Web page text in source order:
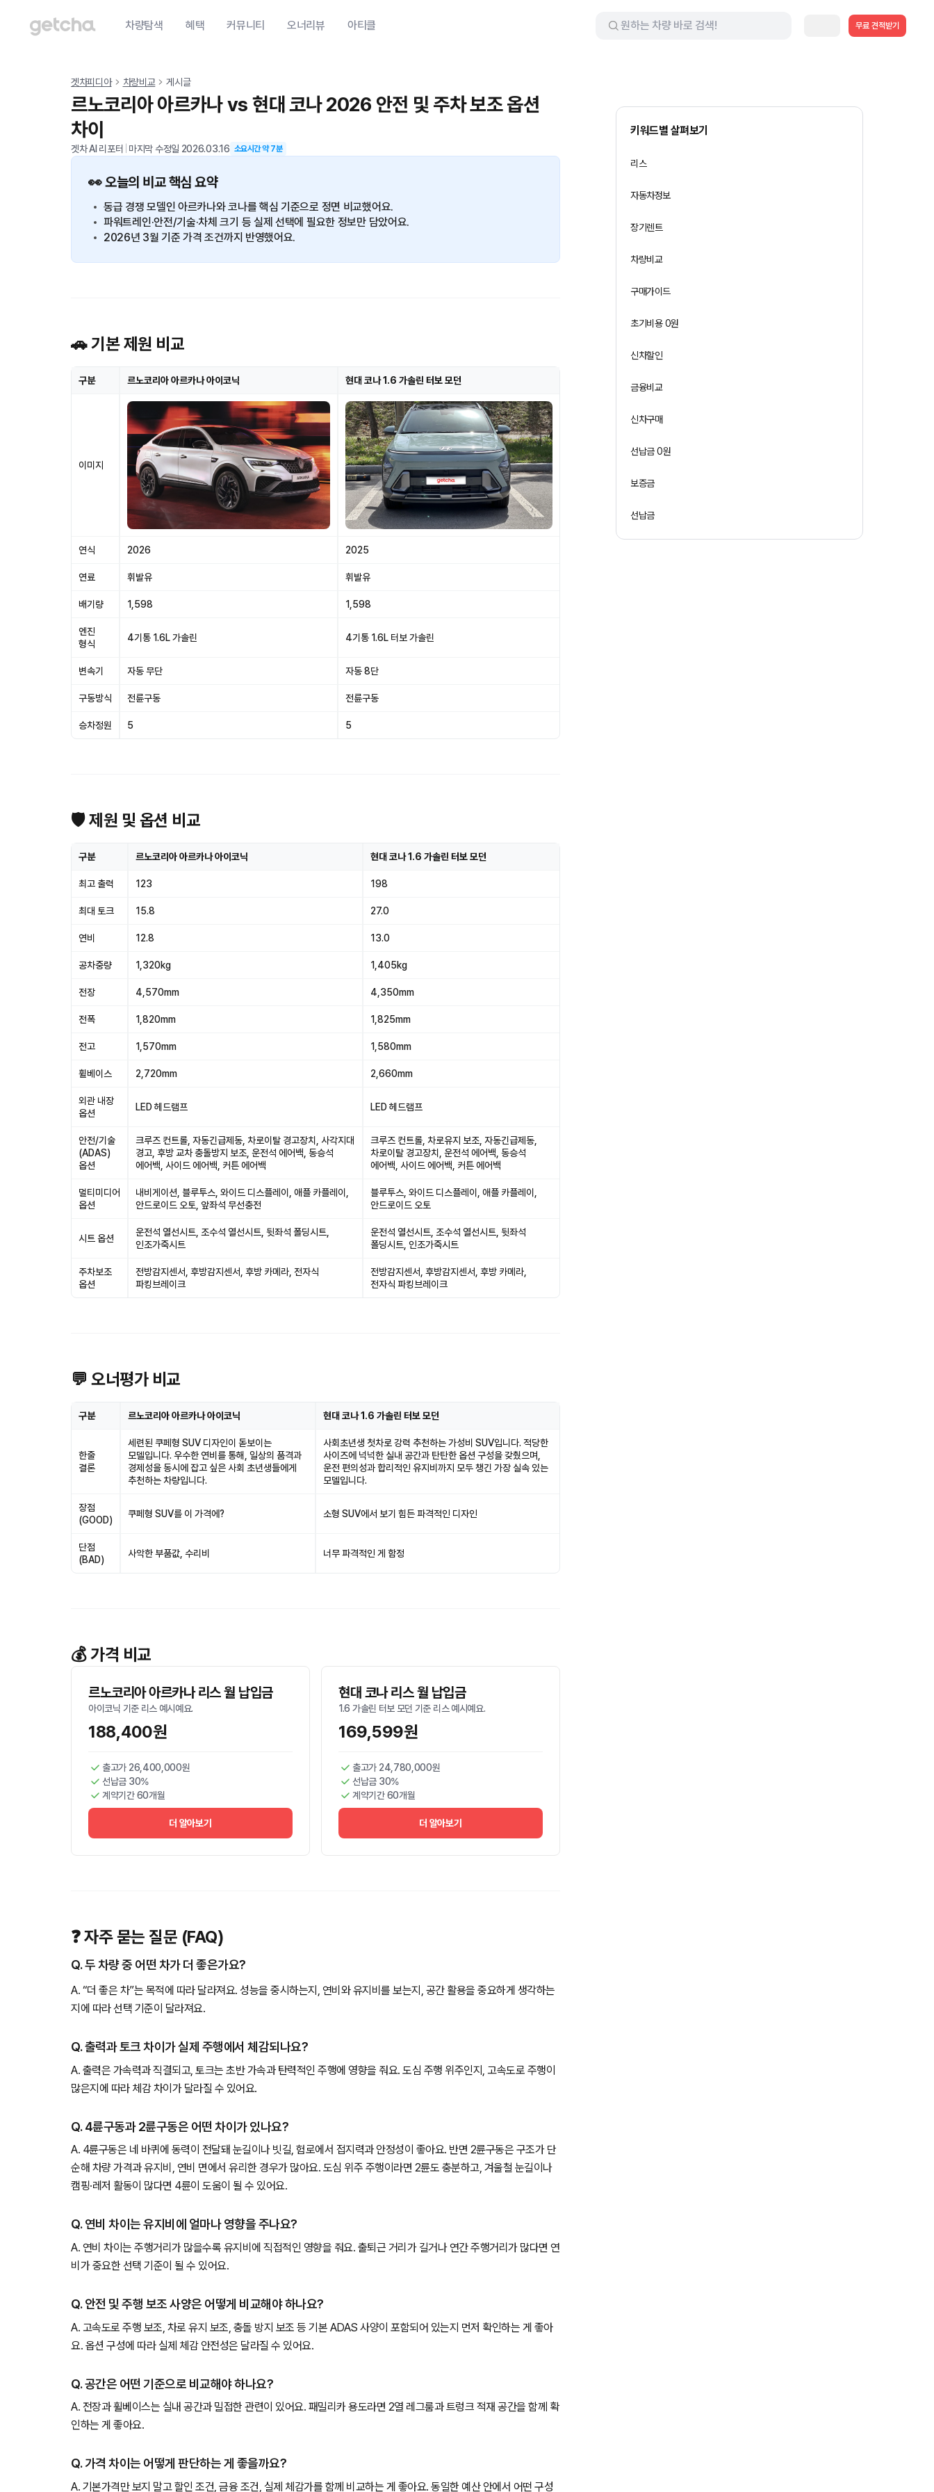
차량탐색 혜택 커뮤니티 오너리뷰 아티클 무료 견적받기
겟차피디아 차량비교 게시글
르노코리아 아르카나 vs 현대 코나 2026 안전 및 주차 보조 옵션
차이
겟차 AI 리포터 마지막 수정일 2026.03.16 소요시간 약7분
👀 오늘의 비교 핵심 요약
동급 경쟁 모델인 아르카나와 코나를 핵심 기준으로 정면 비교했어요.
파워트레인·안전/기술·차체 크기 등 실제 선택에 필요한 정보만 담았어요.
2026년 3월 기준 가격 조건까지 반영했어요.
🚗 기본 제원 비교
구분 르노코리아 아르카나 아이코닉 현대 코나 1.6 가솔린 터보 모던
이미지
연식 2026 2025
연료 휘발유 휘발유
배기량 1,598 1,598
엔진
형식
4기통 1.6L 가솔린 4기통 1.6L 터보 가솔린
변속기 자동 무단 자동 8단
구동방식 전륜구동 전륜구동
승차정원 5 5
🛡 제원 및 옵션 비교
구분 르노코리아 아르카나 아이코닉 현대 코나 1.6 가솔린 터보 모던
최고 출력 123 198
최대 토크 15.8 27.0
연비 12.8 13.0
공차중량 1,320kg 1,405kg
전장 4,570mm 4,350mm
전폭 1,820mm 1,825mm
전고 1,570mm 1,580mm
휠베이스 2,720mm 2,660mm
외관 내장
옵션
LED 헤드램프 LED 헤드램프
안전/기술
(ADAS)
옵션
크루즈 컨트롤, 자동긴급제동, 차로이탈 경고장치, 사각지대
경고, 후방 교차 충돌방지 보조, 운전석 에어백, 동승석
에어백, 사이드 에어백, 커튼 에어백
크루즈 컨트롤, 차로유지 보조, 자동긴급제동,
차로이탈 경고장치, 운전석 에어백, 동승석
에어백, 사이드 에어백, 커튼 에어백
멀티미디어
옵션
내비게이션, 블루투스, 와이드 디스플레이, 애플 카플레이,
안드로이드 오토, 앞좌석 무선충전
블루투스, 와이드 디스플레이, 애플 카플레이,
안드로이드 오토
시트 옵션
운전석 열선시트, 조수석 열선시트, 뒷좌석 폴딩시트,
인조가죽시트
운전석 열선시트, 조수석 열선시트, 뒷좌석
폴딩시트, 인조가죽시트
주차보조
옵션
전방감지센서, 후방감지센서, 후방 카메라, 전자식
파킹브레이크
전방감지센서, 후방감지센서, 후방 카메라,
전자식 파킹브레이크
💬 오너평가 비교
구분 르노코리아 아르카나 아이코닉 현대 코나 1.6 가솔린 터보 모던
한줄
결론
세련된 쿠페형 SUV 디자인이 돋보이는
모델입니다. 우수한 연비를 통해, 일상의 품격과
경제성을 동시에 잡고 싶은 사회 초년생들에게
추천하는 차량입니다.
사회초년생 첫차로 강력 추천하는 가성비 SUV입니다. 적당한
사이즈에 넉넉한 실내 공간과 탄탄한 옵션 구성을 갖췄으며,
운전 편의성과 합리적인 유지비까지 모두 챙긴 가장 실속 있는
모델입니다.
장점
(GOOD)
쿠페형 SUV를 이 가격에? 소형 SUV에서 보기 힘든 파격적인 디자인
단점
(BAD)
사악한 부품값, 수리비 너무 파격적인 게 함정
💰 가격 비교
르노코리아 아르카나 리스 월 납입금
아이코닉 기준 리스 예시예요.
188,400원
출고가 26,400,000원
선납금 30%
계약기간 60개월
더 알아보기
현대 코나 리스 월 납입금
1.6 가솔린 터보 모던 기준 리스 예시예요.
169,599원
출고가 24,780,000원
선납금 30%
계약기간 60개월
더 알아보기
❓ 자주 묻는 질문 (FAQ)
Q. 두 차량 중 어떤 차가 더 좋은가요?
A. “더 좋은 차”는 목적에 따라 달라져요. 성능을 중시하는지, 연비와 유지비를 보는지, 공간 활용을 중요하게 생각하는
지에 따라 선택 기준이 달라져요.
Q. 출력과 토크 차이가 실제 주행에서 체감되나요?
A. 출력은 가속력과 직결되고, 토크는 초반 가속과 탄력적인 주행에 영향을 줘요. 도심 주행 위주인지, 고속도로 주행이
많은지에 따라 체감 차이가 달라질 수 있어요.
Q. 4륜구동과 2륜구동은 어떤 차이가 있나요?
A. 4륜구동은 네 바퀴에 동력이 전달돼 눈길이나 빗길, 험로에서 접지력과 안정성이 좋아요. 반면 2륜구동은 구조가 단
순해 차량 가격과 유지비, 연비 면에서 유리한 경우가 많아요. 도심 위주 주행이라면 2륜도 충분하고, 겨울철 눈길이나
캠핑·레저 활동이 많다면 4륜이 도움이 될 수 있어요.
Q. 연비 차이는 유지비에 얼마나 영향을 주나요?
A. 연비 차이는 주행거리가 많을수록 유지비에 직접적인 영향을 줘요. 출퇴근 거리가 길거나 연간 주행거리가 많다면 연
비가 중요한 선택 기준이 될 수 있어요.
Q. 안전 및 주행 보조 사양은 어떻게 비교해야 하나요?
A. 고속도로 주행 보조, 차로 유지 보조, 충돌 방지 보조 등 기본 ADAS 사양이 포함되어 있는지 먼저 확인하는 게 좋아
요. 옵션 구성에 따라 실제 체감 안전성은 달라질 수 있어요.
Q. 공간은 어떤 기준으로 비교해야 하나요?
A. 전장과 휠베이스는 실내 공간과 밀접한 관련이 있어요. 패밀리카 용도라면 2열 레그룸과 트렁크 적재 공간을 함께 확
인하는 게 좋아요.
Q. 가격 차이는 어떻게 판단하는 게 좋을까요?
A. 기본가격만 보지 말고 할인 조건, 금융 조건, 실제 체감가를 함께 비교하는 게 좋아요. 동일한 예산 안에서 어떤 구성
키워드별 살펴보기
리스
자동차정보
장기렌트
차량비교
구매가이드
초기비용 0원
신차할인
금융비교
신차구매
선납금 0원
보증금
선납금